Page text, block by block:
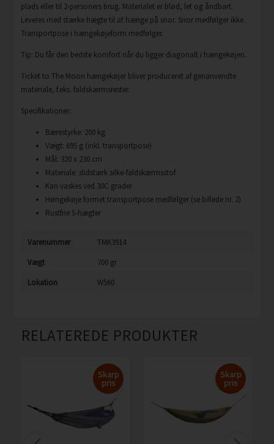
plads eller til 2-personers brug. Materialet er blød, let og åndbart.
Leveres med stærke hægte til at hænge på snor. Snor medfølger ikke.
Transportpose i hængekøjeform medfølger.
Tip: Du får den bedste komfort når du ligger diagonalt i hængekøjen.
Ticket to The Moon hængekøjer bliver produceret af genanvendte
materiale, f.eks. faldskærmsrester.
Specifikationer:
Bærestyrke: 200 kg
Vægt: 695 g (inkl. transportpose)
Mål: 320 x 230 cm
Materiale: slidstærk silke-faldskærmsstof
Kan vaskes ved 30C grader
Høngekøje formet transportpose medfølger (se billede nr. 2)
Rustfrie S-hægter
Varenummer
TMK3914
Vægt
700 gr
Lokation
W560
RELATEREDE PRODUKTER
Skarp
pris
Skarp
pris